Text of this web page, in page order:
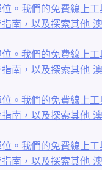
。我們的免費線上
南，以及探索其他
。我們的免費線上
南，以及探索其他
。我們的免費線上
南，以及探索其他
。我們的免費線上
南，以及探索其他